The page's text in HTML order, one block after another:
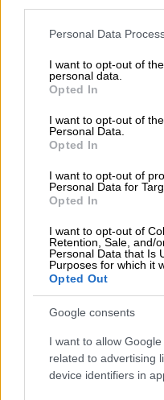
Please note that this
not limited to your visit or
grant or deny consent to
use your data for below
consent section.
Personal Data
I want to opt-out of
personal data.
Opted In
I want to opt-out of
Personal Data.
Opted In
I want to opt-out of
Personal Data for
Opted In
I want to opt-out of
Retention, Sale, and/
Personal Data that Is
Purposes for which it
Opted Out
Google consents
I want to allow
related to advertising
device identifiers in
Για τους Ρομά
της ιδιότητάς
διαμεσολάβησης.
να έχουν
φιλοξενίας
τα τελευταία 3 έτη
της αίτησης έως
ή να λαμβάνουν
κοινωνικής
φορέα κοινωνικής
την απόδειξη
αίτηση να
από Δήμο, ή
ή ξενώνα αστέγων,
δικαιολογητικό
παρούσα ή